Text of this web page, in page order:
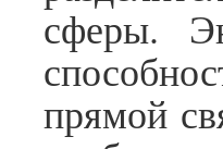
сферы.
прямой